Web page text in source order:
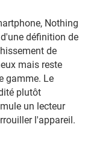
Nothing
définition de
de
mais reste
gamme. Le
plutôt
un lecteur
l'appareil.